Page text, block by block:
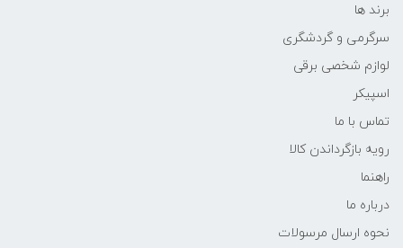
برند ها
سرگرمی و گردشگری
لوازم شخصی برقی
اسپیکر
تماس با ما
رویه بازگرداندن کالا
راهنما
درباره ما
نحوه ارسال مرسولات